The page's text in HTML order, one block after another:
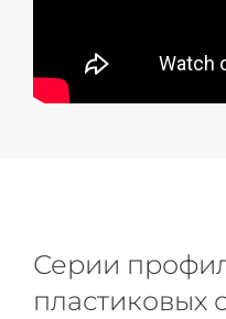
Серии
пластиковых